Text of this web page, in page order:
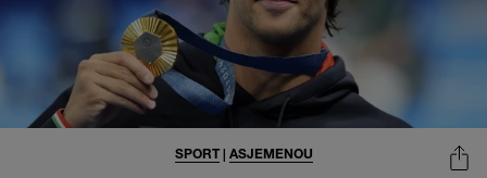
SPORT| ASJEMENOU